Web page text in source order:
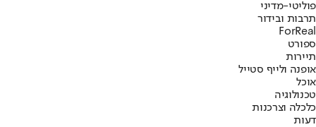
פוליטי-מדיני
תרבות ובידור
ForReal
ספורט
תיירות
אופנה ולייף סטייל
אוכל
טכנולוגיה
כלכלה וצרכנות
דעות